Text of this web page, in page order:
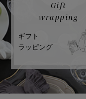
Gift
wrapping
ギフト
ラッピング